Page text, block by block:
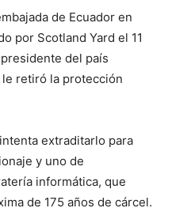
de Ecuador en
por Scotland Yard el 11
del país
retiró la protección
extraditarlo para
y uno de
informática, que
de 175 años de cárcel.